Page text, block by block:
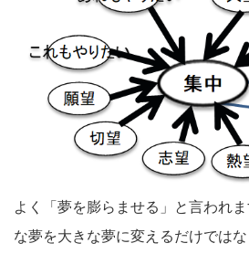
よく「夢を膨らませる」と言われ
な夢を大きな夢に変えるだけではな